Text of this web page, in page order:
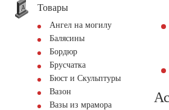
Товары
Ангел на могилу
Балясины
Бордюр
Брусчатка
Бюст и Скульптуры
Вазон
Вазы из мрамора